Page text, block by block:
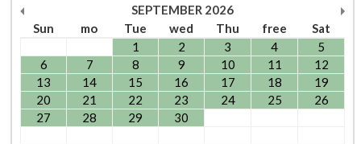
SEPTEMBER 2026
Sun
mo Tue wed Thu free
Sat
1
2 3 4
5
6
7 8 9 10 11
12
13
14 15 16 17 18
19
20
21 22 23 24 25
26
27
28 29 30